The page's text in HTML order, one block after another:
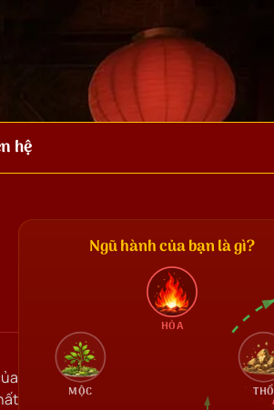
hệ
Ngũ hành của bạn là gì?
HỎA
THỔ
MỘC